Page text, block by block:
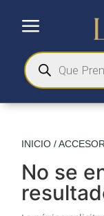
a
Búsqueda
de
productos
INICIO /
No se